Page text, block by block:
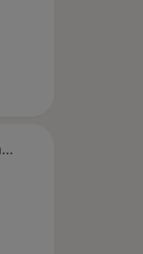
Segunda-feira